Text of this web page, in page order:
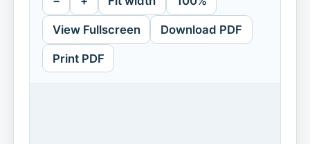
View Fullscreen Download PDF
Print PDF